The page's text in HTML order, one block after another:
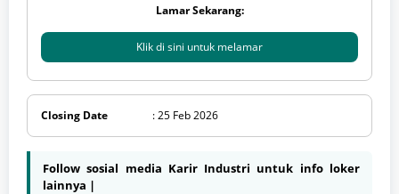
Lamar Sekarang:
Klik di sini untuk melamar
Closing Date : 25 Feb 2026
Follow sosial media Karir Industri untuk info loker
lainnya |